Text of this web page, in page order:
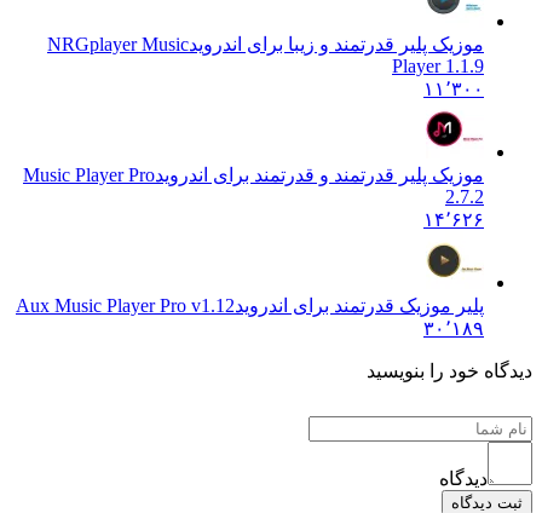
موزیک پلیر قدرتمند و زیبا برای اندروید NRGplayer Music
Player 1.1.9
۱۱٬۳۰۰
موزیک پلیر قدرتمند و قدرتمند برای اندروید Music Player Pro
۱۴٬۶۲۶
پلیر موزیک قدرتمند برای اندروید Aux Music Player Pro v1.12
۳۰٬۱۸۹
خود را بنویسید
دیدگاه